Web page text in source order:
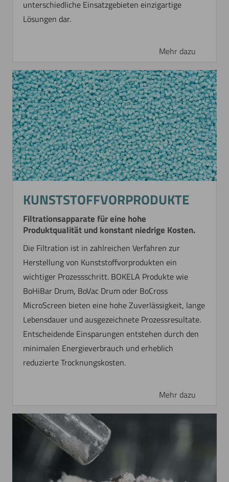
unterschiedliche Einsatzgebieten einzigartige
Lösungen dar.
Mehr dazu
KUNSTSTOFFVORPRODUKTE
Filtrationsapparate für eine hohe
Produktqualität und konstant niedrige Kosten.
Die Filtration ist in zahlreichen Verfahren zur
Herstellung von Kunststoffvorprodukten ein
wichtiger Prozessschritt. BOKELA Produkte wie
BoHiBar Drum, BoVac Drum oder BoCross
MicroScreen bieten eine hohe Zuverlässigkeit, lange
Lebensdauer und ausgezeichnete Prozessresultate.
Entscheidende Einsparungen entstehen durch den
minimalen Energieverbrauch und erheblich
reduzierte Trocknungskosten.
Mehr dazu